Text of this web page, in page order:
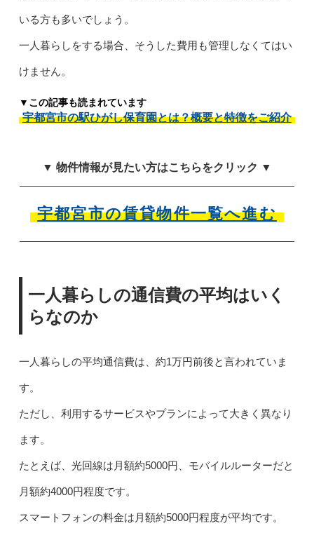
いる方も多いでしょう。
一人暮らしをする場合、そうした費用も管理しなくてはい
けません。
▼この記事も読まれています
宇都宮市の駅ひがし保育園とは？概要と特徴をご紹介
▼ 物件情報が見たい方はこちらをクリック ▼
宇都宮市の賃貸物件一覧へ進む
一人暮らしの通信費の平均はいく
らなのか
一人暮らしの平均通信費は、約1万円前後と言われていま
す。
ただし、利用するサービスやプランによって大きく異なり
ます。
たとえば、光回線は月額約5000円、モバイルルーターだと
月額約4000円程度です。
スマートフォンの料金は月額約5000円程度が平均です。